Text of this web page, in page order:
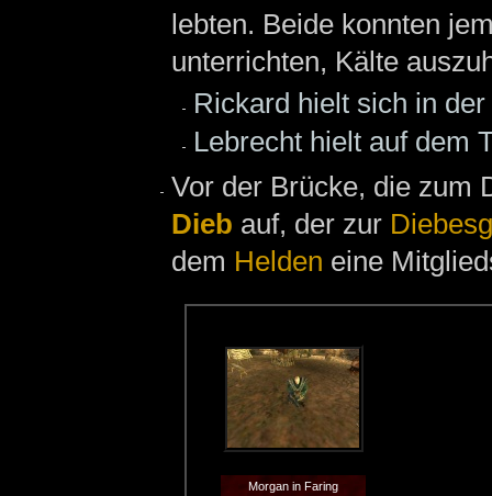
lebten. Beide konnten
unterrichten, Kälte
Rickard hielt sich in
Lebrecht hielt auf dem
Vor der Brücke, die zum
Dieb auf, der zur
dem Helden eine
Morgan in Faring